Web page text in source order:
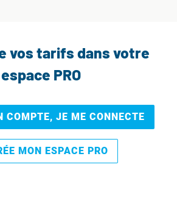
vos tarifs dans votre
espace PRO
COMPTE, JE ME CONNECTE
MON ESPACE PRO